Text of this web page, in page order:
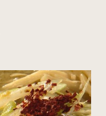
カレー